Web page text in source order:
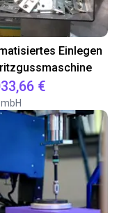
Einlegen
€